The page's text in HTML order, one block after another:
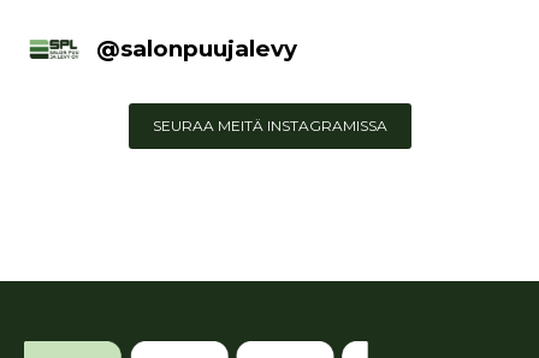
@salonpuujalevy
SEURAA MEITÄ INSTAGRAMISSA